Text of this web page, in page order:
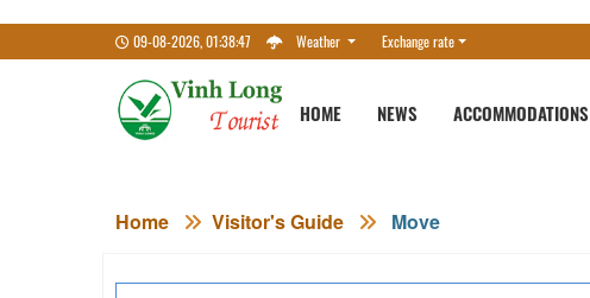
09-08-2026, 01:38:47 Weather Exchange rate
HOME NEWS ACCOMMODATIONS
Home Visitor's Guide Move